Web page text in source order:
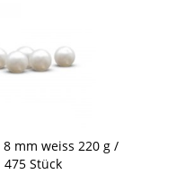
mm weiss 220 g /
475 Stück